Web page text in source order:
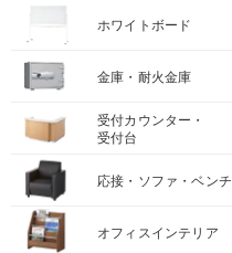
ホワイトボード
金庫・耐火金庫
受付カウンター・
受付台
応接・ソファ・ベンチ
オフィスインテリア